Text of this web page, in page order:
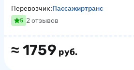
≈ 1759 руб.
Перевозчик:Пассажиртранс
5 2 отзывов